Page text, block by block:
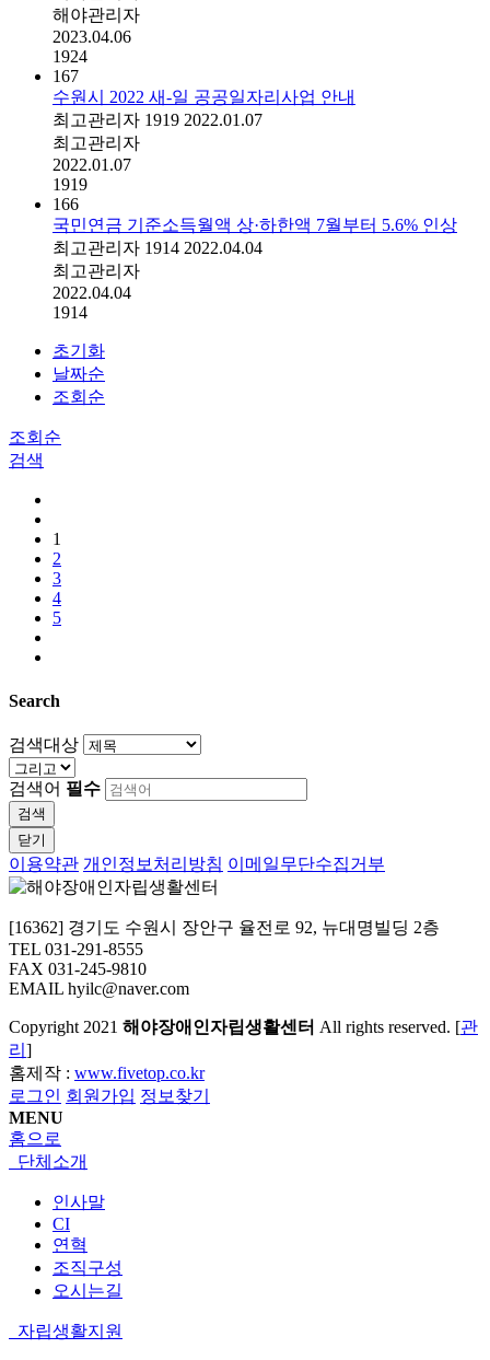
해야관리자
2023.04.06
1924
167
수원시 2022 새-일 공공일자리사업 안내
최고관리자 1919 2022.01.07
최고관리자
2022.01.07
1919
166
국민연금 기준소득월액 상·하한액 7월부터 5.6% 인상
최고관리자 1914 2022.04.04
최고관리자
2022.04.04
1914
초기화
날짜순
조회순
조회순
검색
1
2
3
4
5
Search
검색대상
검색어 필수
검색
닫기
이용약관 개인정보처리방침 이메일무단수집거부
[16362] 경기도 수원시 장안구 율전로 92, 뉴대명빌딩 2층
TEL 031-291-8555
FAX 031-245-9810
EMAIL hyilc@naver.com
Copyright 2021 해야장애인자립생활센터 All rights reserved. [관
리 ]
홈제작 : www.fivetop.co.kr
로그인 회원가입 정보찾기
MENU
홈으로
단체소개
인사말
CI
연혁
조직구성
오시는길
자립생활지원